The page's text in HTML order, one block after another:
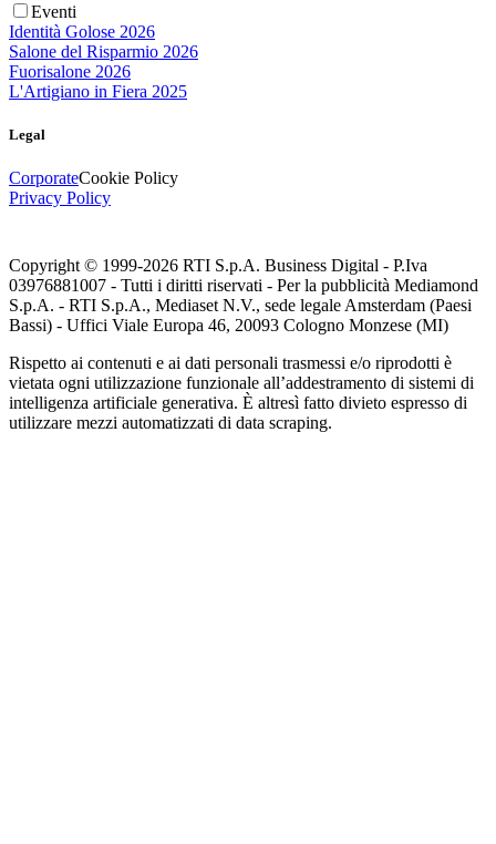
Eventi
Identità Golose 2026
Salone del Risparmio 2026
Fuorisalone 2026
L'Artigiano in Fiera 2025
Legal
CorporateCookie Policy
Privacy Policy
Copyright © 1999-2026 RTI S.p.A. Business Digital - P.Iva
03976881007 - Tutti i diritti riservati - Per la pubblicità Mediamond
S.p.A. - RTI S.p.A., Mediaset N.V., sede legale Amsterdam (Paesi
Bassi) - Uffici Viale Europa 46, 20093 Cologno Monzese (MI)
Rispetto ai contenuti e ai dati personali trasmessi e/o riprodotti è
vietata ogni utilizzazione funzionale all’addestramento di sistemi di
intelligenza artificiale generativa. È altresì fatto divieto espresso di
utilizzare mezzi automatizzati di data scraping.